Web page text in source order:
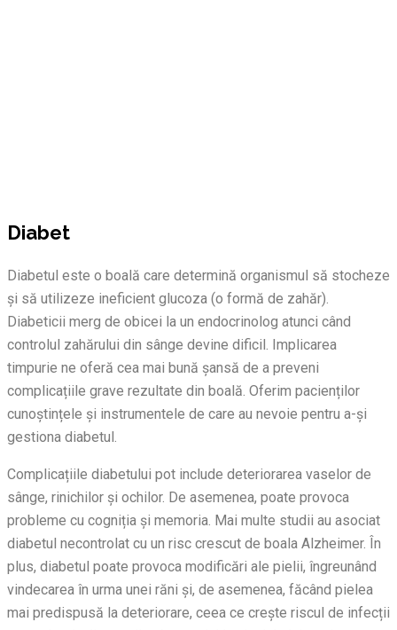
Toate serviciile
Alergologie
Cardiologie
Dermatologie
Diabet
Fișe medicale
Gastroenterologie
Hematologie
Medicina generală și ecografie
Medicina muncii
Nefrologie
Neurologie
O.R.L.
Oftalmologie
Ortopedie
Pediatrie
Diabet
Diabetul este o boală care determină organismul să stocheze
și să utilizeze ineficient glucoza (o formă de zahăr).
Diabeticii merg de obicei la un endocrinolog atunci când
controlul zahărului din sânge devine dificil. Implicarea
timpurie ne oferă cea mai bună șansă de a preveni
complicațiile grave rezultate din boală. Oferim pacienților
cunoștințele și instrumentele de care au nevoie pentru a-și
gestiona diabetul.
Complicațiile diabetului pot include deteriorarea vaselor de
sânge, rinichilor și ochilor. De asemenea, poate provoca
probleme cu cogniția și memoria. Mai multe studii au asociat
diabetul necontrolat cu un risc crescut de boala Alzheimer. În
plus, diabetul poate provoca modificări ale pielii, îngreunând
vindecarea în urma unei răni și, de asemenea, făcând pielea
mai predispusă la deteriorare, ceea ce crește riscul de infecții